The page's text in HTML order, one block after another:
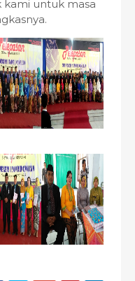
untuk masa